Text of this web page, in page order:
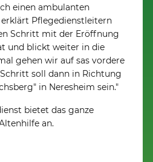
einen ambulanten
Pflegedienstleitern
Schritt mit der Eröffnung
und blickt weiter in die
gehen wir auf sas vordere
soll dann in Richtung
in Neresheim sein."
bietet das ganze
an.